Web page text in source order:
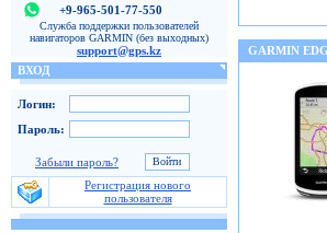
+9-965-501-77-550
Служба поддержки пользователей
навигаторов GARMIN (без выходных)
support@gps.kz
ВХОД
Логин:
Пароль:
Забыли пароль?
Регистрация нового
пользователя
GARMIN